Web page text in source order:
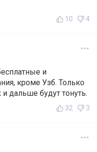
10 4
и
кроме Узб. Только
и дальше будут тонуть.
32 3